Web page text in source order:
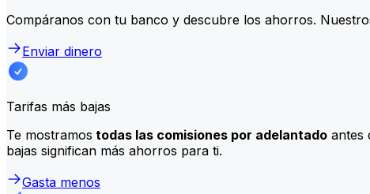
Compáranos con tu banco y descubre los ahorros.
Enviar dinero
Tarifas más bajas
Te mostramos todas las comisiones por adelantado antes
bajas significan más ahorros para ti.
Gasta menos